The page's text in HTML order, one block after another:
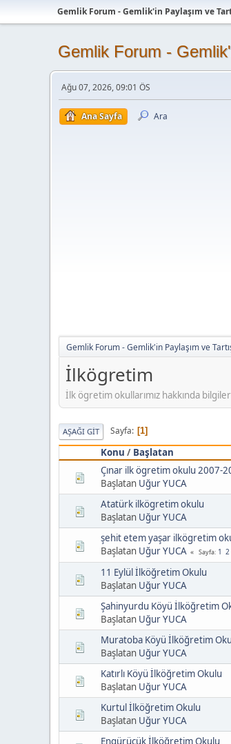
Gemlik Forum - Gemlik'in Paylaşım ve
Gemlik Forum -
Ağu 07, 2026, 09:01 ÖS
Ana Sayfa Ara
Gemlik Forum - Gemlik'in Paylaşım ve
İlkögretim
İlk ögretim okullarımız hakkında
AŞAĞI GIT Sayfa 1
Konu / Başlatan
Çınar ilk ögretim okulu 2007-
Başlatan Uğur YUCA
Atatürk ilkögretim okulu
Başlatan Uğur YUCA
şehit etem yaşar ilkögretim
Başlatan Uğur YUCA Sayfa 1 2
11 Eylül İlköğretim Okulu
Başlatan Uğur YUCA
Şahinyurdu Köyü İlköğretim
Başlatan Uğur YUCA
Muratoba Köyü İlköğretim
Başlatan Uğur YUCA
Katırlı Köyü İlköğretim Okulu
Başlatan Uğur YUCA
Kurtul İlköğretim Okulu
Başlatan Uğur YUCA
Engürücük İlköğretim Okulu